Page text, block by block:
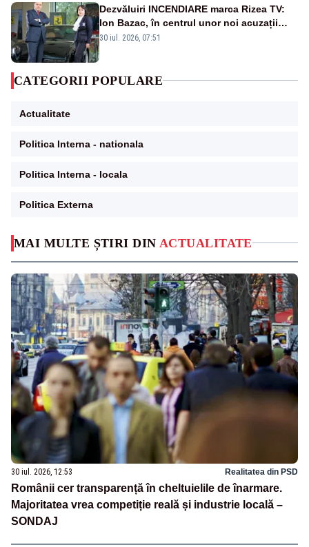
MAI MULTE ȘTIRI DIN ACTUALITATE
30 iul. 2026, 12:53 Realitatea din PSD
Românii cer transparență în cheltuielile de înarmare.
Majoritatea vrea competiție reală și industrie locală –
SONDAJ
Dezvăluiri INCENDIARE marca Rizea TV:
Ion Bazac, în centrul unor noi acuzații
publice
30 iul. 2026, 07:51
CATEGORII POPULARE
Actualitate
Politica Interna - nationala
Politica Interna - locala
Politica Externa